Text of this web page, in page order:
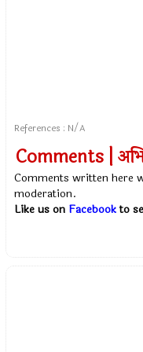
References : N/A
Comments |
Comments written here
moderation.
Like us on Facebookto